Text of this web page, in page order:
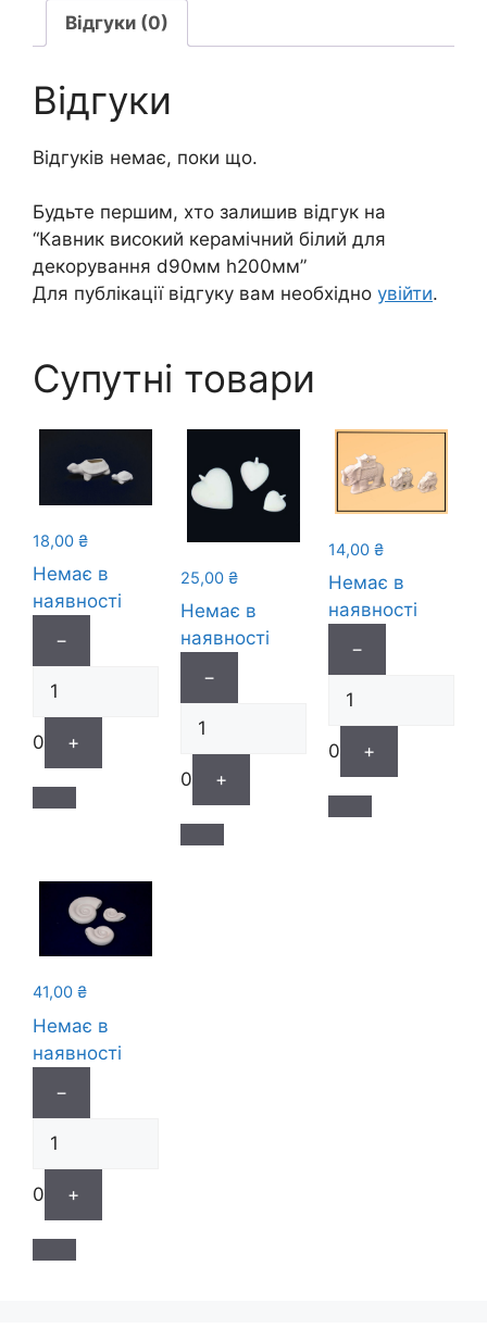
Відгуки (0)
Відгуки
Відгуків немає, поки що.
Будьте першим, хто залишив відгук на
“Кавник високий керамічний білий для
декорування d90мм h200мм”
Для публікації відгуку вам необхідно увійти.
Супутні товари
18,00 ₴
Немає в
наявності
−
0 +
25,00 ₴
Немає в
наявності
−
0 +
14,00 ₴
Немає в
наявності
−
0 +
41,00 ₴
Немає в
наявності
−
0 +